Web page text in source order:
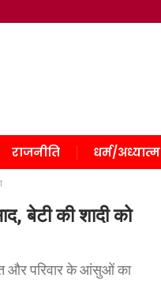
राजनीति धर्म/अध्यात्म
बेटी की शादी को
और परिवार के आंसुओं का